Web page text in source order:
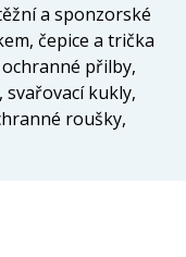
a sponzorské
čepice a trička
přilby,
kukly,
roušky,
vatované